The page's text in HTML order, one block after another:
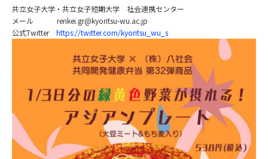
共立女子大学・共立女子短期大学 社会連携センター
メール renkei.gr@kyoritsu-wu.ac.jp
公式Twitter https://twitter.com/kyoritsu_wu_s